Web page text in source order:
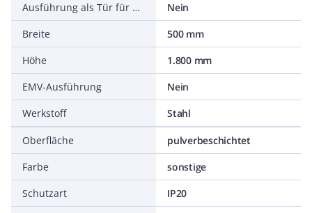
Ausführung als Tür für Trennschalterverriegelung
Nein
Breite
500 mm
Höhe
1.800 mm
EMV-Ausführung
Nein
Werkstoff
Stahl
Oberfläche
pulverbeschichtet
Farbe
sonstige
Schutzart
IP20